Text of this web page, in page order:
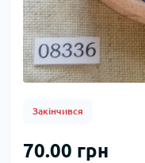
Закінчився
70.00 грн